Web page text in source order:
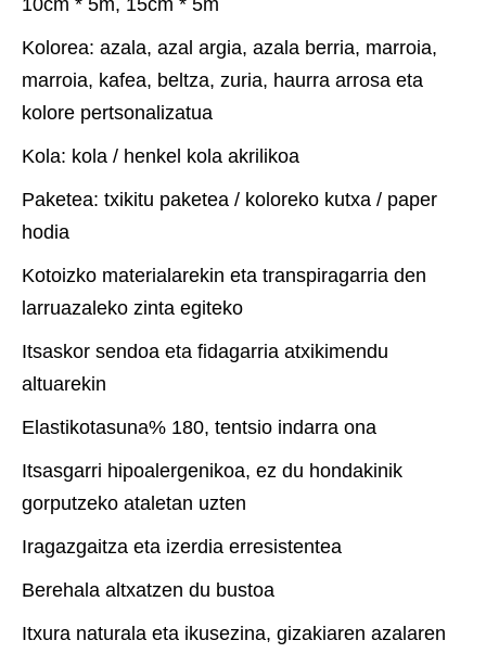
Kolorea: azala, azal argia, azala berria, marroia,
marroia, kafea, beltza, zuria, haurra arrosa eta
kolore pertsonalizatua
Kola: kola / henkel kola akrilikoa
Paketea: txikitu paketea / koloreko kutxa / paper
hodia
Kotoizko materialarekin eta transpiragarria den
larruazaleko zinta egiteko
Itsaskor sendoa eta fidagarria atxikimendu
altuarekin
Elastikotasuna% 180, tentsio indarra ona
Itsasgarri hipoalergenikoa, ez du hondakinik
gorputzeko ataletan uzten
Iragazgaitza eta izerdia erresistentea
Berehala altxatzen du bustoa
Itxura naturala eta ikusezina, gizakiaren azalaren